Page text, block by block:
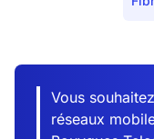
Vous
réseaux